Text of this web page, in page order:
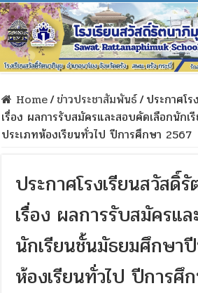
Home/ข่าวประชาสัมพันธ์/ประกาศโ
เรื่อง ผลการรับสมัครและสอบคัดเลือกนัก
ประเภทห้องเรียนทั่วไป ปีการศึกษา 2567
ประกาศโรงเรียนสวัสดิ์
เรื่อง ผลการรับสมัครแ
นักเรียนชั้นมัธยมศึกษา
ห้องเรียนทั่วไป ปีการศึ